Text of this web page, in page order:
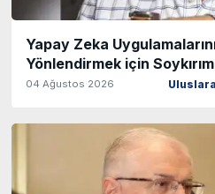
Yapay Zeka
Yönlendirmek için
04 Ağustos 2026